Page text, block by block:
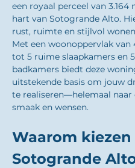
een royaal perceel van 3.164
hart van Sotogrande Alto.
rust, ruimte en stijlvol
Met een woonoppervlak van
tot 5 ruime slaapkamers en 5
badkamers biedt deze
uitstekende basis om jouw
te realiseren—helemaal naar
smaak en wensen.
Waarom
Sotogrande